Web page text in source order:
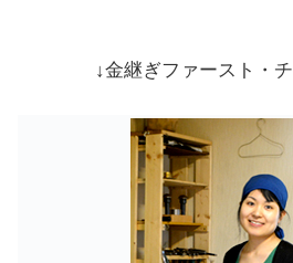
↓金継ぎファースト・